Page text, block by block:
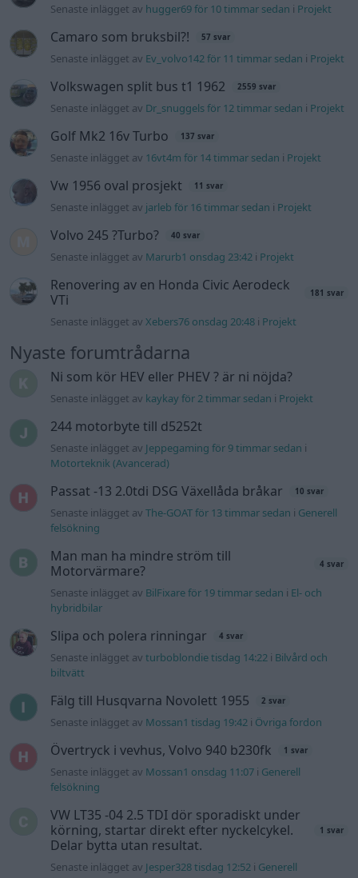
Senaste inlägget av hugger69 för 10 timmar sedan i Projekt
Camaro som bruksbil?! 57 svar
Senaste inlägget av Ev_volvo142 för 11 timmar sedan i Projekt
Volkswagen split bus t1 1962 2559 svar
Senaste inlägget av Dr_snuggels för 12 timmar sedan i Projekt
Golf Mk2 16v Turbo 137 svar
Senaste inlägget av 16vt4m för 14 timmar sedan i Projekt
Vw 1956 oval prosjekt 11 svar
Senaste inlägget av jarleb för 16 timmar sedan i Projekt
Volvo 245 ?Turbo? 40 svar
Senaste inlägget av Marurb1 onsdag 23:42 i Projekt
Renovering av en Honda Civic Aerodeck
VTi
181 svar
Senaste inlägget avXebers76 onsdag 20:48 i Projekt
Nyaste forumtrådarna
Ni som kör HEV eller PHEV ? är ni nöjda?
Senaste inlägget av kaykay för 2 timmar sedan i Projekt
244 motorbyte till d5252t
Senaste inlägget av Jeppegaming för 9 timmar sedan i
Motorteknik (Avancerad)
Passat -13 2.0tdi DSG Växellåda bråkar 10 svar
Senaste inlägget avThe-GOAT för 13 timmar sedan i Generell
felsökning
Man man ha mindre ström till
Motorvärmare?
4 svar
Senaste inlägget av BilFixare för 19 timmar sedan i El- och
hybridbilar
Slipa och polera rinningar 4 svar
Senaste inlägget avturboblondie tisdag 14:22 i Bilvård och
biltvätt
Fälg till Husqvarna Novolett 1955 2 svar
Senaste inlägget av Mossan1 tisdag 19:42 i Övriga fordon
Övertryck i vevhus, Volvo 940 b230fk 1 svar
Senaste inlägget av Mossan1 onsdag 11:07 i Generell
felsökning
VW LT35 -04 2.5 TDI dör sporadiskt under
körning, startar direkt efter nyckelcykel.
Delar bytta utan resultat.
1 svar
Senaste inlägget av Jesper328 tisdag 12:52 i Generell